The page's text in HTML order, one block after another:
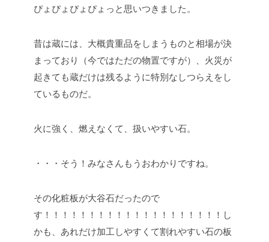
ぴょぴょぴょぴょっと思いつきました。
昔は蔵には、大概貴重品をしまうものと相場が決
まっており（今ではただの物置ですが）、火災が
起きても蔵だけは残るように特別なしつらえをし
ているものだ。
火に強く、燃えなくて、扱いやすい石。
・・・そう！みなさんもうおわかりですね。
その化粧板が大谷石だったので
す！！！！！！！！！！！！！！！！！！！！し
かも、あれだけ加工しやすくて割れやすい石の板